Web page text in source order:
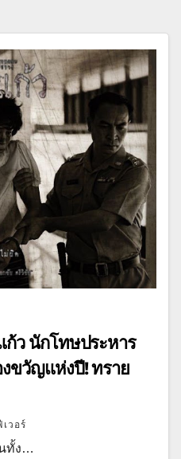
ก้ว นักโทษประหาร
ขวัญแห่งปี! ทราย
วอร์
ทั้ง…